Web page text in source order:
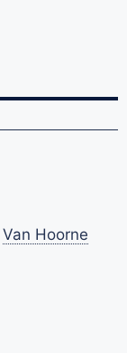
Van Hoorne